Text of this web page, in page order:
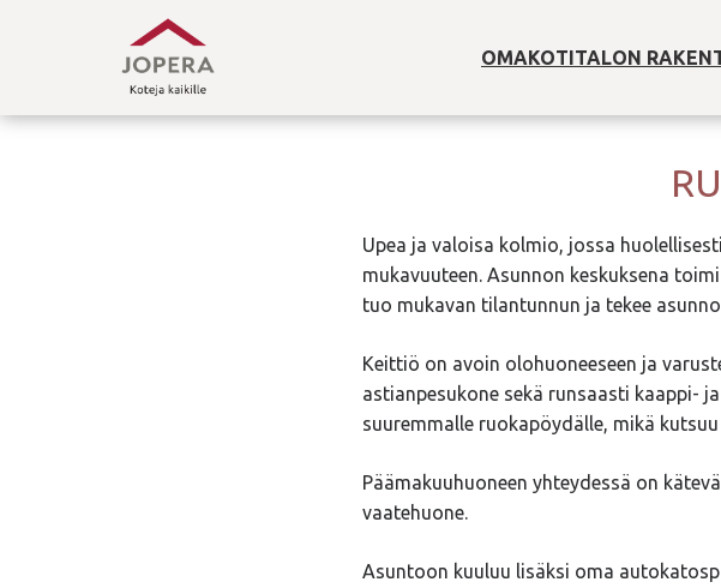
OMAKOTITALON
Upea ja valoisa kolmio, jossa
mukavuuteen. Asunnon keskuksena
tuo mukavan tilantunnun ja tekee
Keittiö on avoin olohuoneeseen ja
astianpesukone sekä runsaasti kaappi-
suuremmalle ruokapöydälle, mikä
Päämakuuhuoneen yhteydessä on
vaatehuone.
Asuntoon kuuluu lisäksi oma